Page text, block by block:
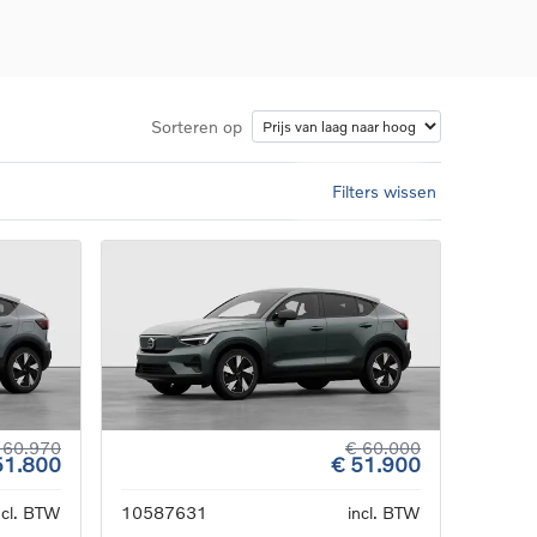
Sorteren op
Filters wissen
BTW
€ 60.000
€ 51.900
10587631
incl. BTW